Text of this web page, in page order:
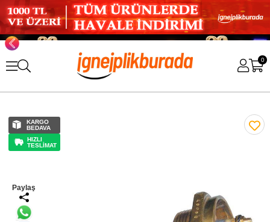
0
KARGO
BEDAVA
HIZLI
TESLİMAT
Paylaş